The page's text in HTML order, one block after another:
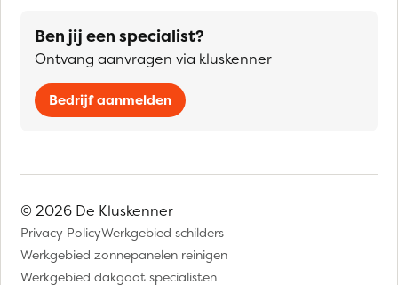
Ben jij een specialist?
Ontvang aanvragen via kluskenner
Bedrijf aanmelden
© 2026 De Kluskenner
Privacy PolicyWerkgebied schilders
Werkgebied zonnepanelen reinigen
Werkgebied dakgoot specialisten